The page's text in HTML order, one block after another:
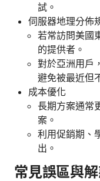
試。
伺服器地理分佈
若常訪問美國
的提供者。
對於亞洲用戶
避免被最近但
成本優化
長期方案通常
案。
利用促銷期、
出。
常見誤區與